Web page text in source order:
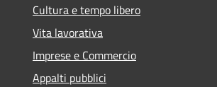
Cultura e tempo libero
Vita lavorativa
Imprese e Commercio
Appalti pubblici